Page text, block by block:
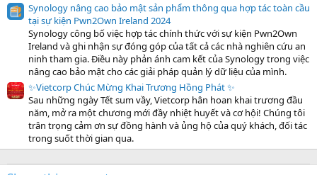
Synology nâng cao bảo mật sản phẩm thông qua hợp tác toàn cầu
tại sự kiện Pwn2Own Ireland 2024
Synology công bố việc hợp tác chính thức với sự kiện Pwn2Own
Ireland và ghi nhận sự đóng góp của tất cả các nhà nghiên cứu an
ninh tham gia. Điều này phản ánh cam kết của Synology trong việc
nâng cao bảo mật cho các giải pháp quản lý dữ liệu của mình.
✨Vietcorp Chúc Mừng Khai Trương Hồng Phát ✨
Sau những ngày Tết sum vầy, Vietcorp hân hoan khai trương đầu
năm, mở ra một chương mới đầy nhiệt huyết và cơ hội! Chúng tôi
trân trọng cảm ơn sự đồng hành và ủng hộ của quý khách, đối tác
trong suốt thời gian qua.